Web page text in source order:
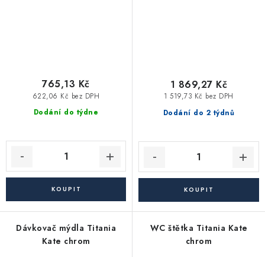
Dodání do týdne
622,06 Kč bez DPH
765,13 Kč
Dodání do 2 týdnů
1 519,73 Kč bez DPH
1 869,27 Kč
Dávkovač mýdla Titania
Kate chrom
WC štětka Titania Kate
chrom